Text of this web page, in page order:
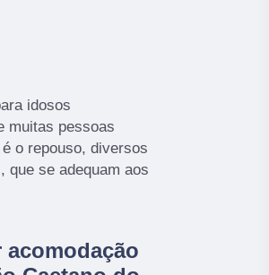
idosos
muitas pessoas
o repouso, diversos
que se adequam aos